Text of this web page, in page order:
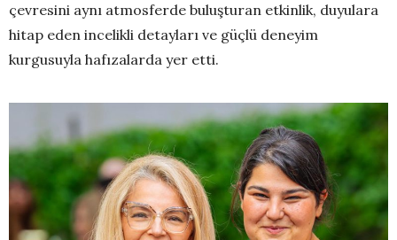
çevresini aynı atmosferde buluşturan etkinlik, duyulara
hitap eden incelikli detayları ve güçlü deneyim
kurgusuyla hafızalarda yer etti.